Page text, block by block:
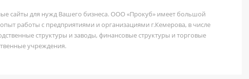
сайты для нужд Вашего бизнеса. ООО «Прокуб» имеет большой
работы с предприятиями и организациями г.Кемерова, в числе
структуры и заводы, финансовые структуры и торговые
учреждения.